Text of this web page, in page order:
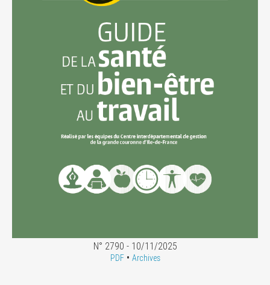
N° 2790 - 10/11/2025
PDF• Archives